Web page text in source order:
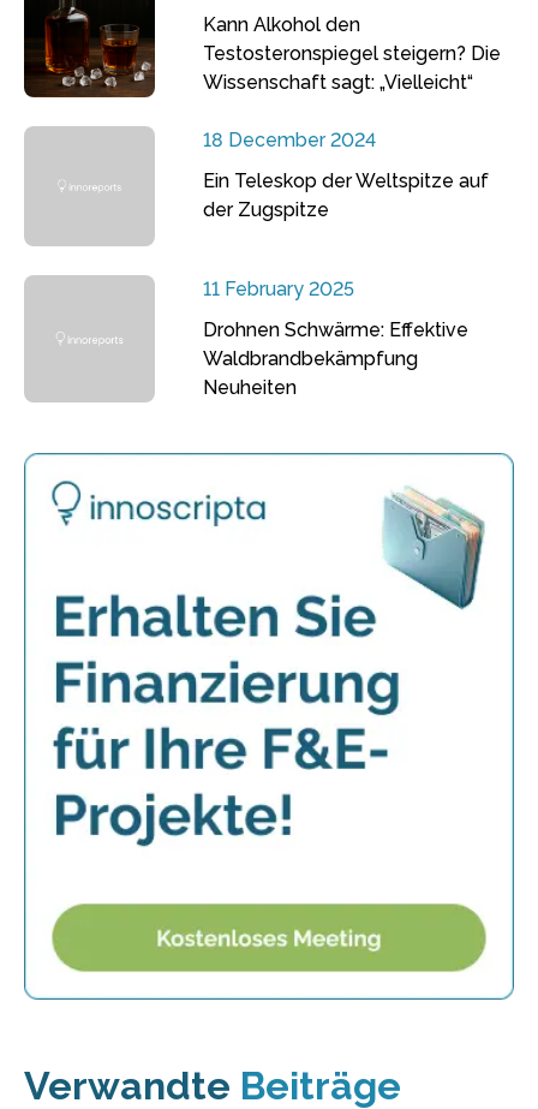
Kann Alkohol den
Testosteronspiegel steigern? Die
Wissenschaft sagt: „Vielleicht“
18 December 2024
Ein Teleskop der Weltspitze auf
der Zugspitze
11 February 2025
Drohnen Schwärme: Effektive
Waldbrandbekämpfung
Neuheiten
Verwandte Beiträge